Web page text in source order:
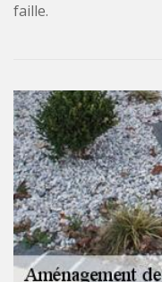
faille.